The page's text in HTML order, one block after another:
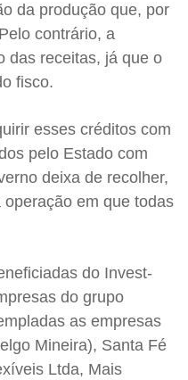
da produção que, por
contrário, a
das receitas, já que o
fisco.
esses créditos com
pelo Estado com
deixa de recolher,
em que todas
do Invest-
do grupo
as empresas
Mineira), Santa Fé
Ltda, Mais